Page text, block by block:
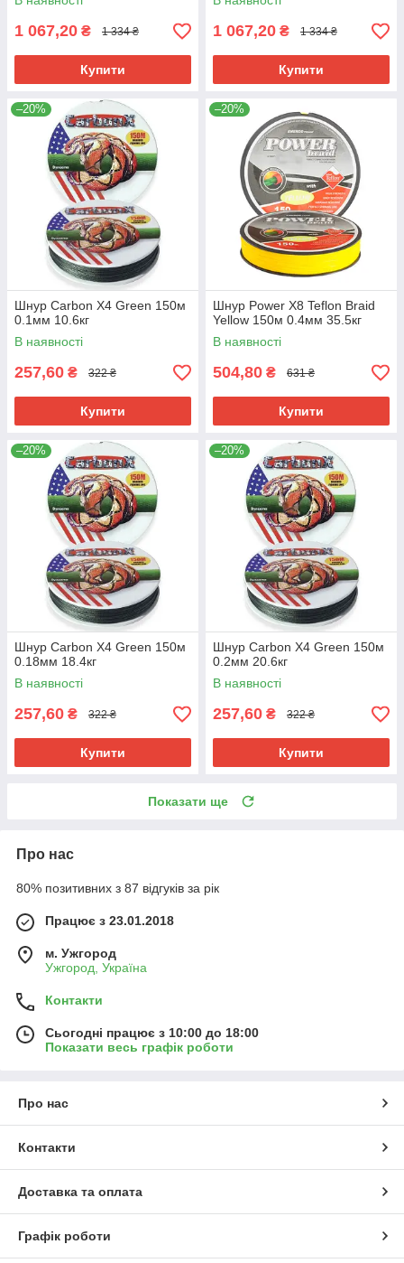
1 067,20 ₴ 1 334 ₴
Купити
1 067,20 ₴ 1 334 ₴
Купити
–20%
Шнур Carbon X4 Green 150м
0.1мм 10.6кг
В наявності
257,60 ₴ 322 ₴
Купити
–20%
Шнур Power X8 Teflon Braid
Yellow 150м 0.4мм 35.5кг
В наявності
504,80 ₴ 631 ₴
Купити
–20%
Шнур Carbon X4 Green 150м
0.18мм 18.4кг
В наявності
257,60 ₴ 322 ₴
Купити
–20%
Шнур Carbon X4 Green 150м
0.2мм 20.6кг
В наявності
257,60 ₴ 322 ₴
Купити
Показати ще
Про нас
80% позитивних з 87 відгуків за рік
Працює з 23.01.2018
м. Ужгород
Ужгород, Україна
Контакти
Сьогодні працює з 10:00 до 18:00
Показати весь графік роботи
Про нас
Контакти
Доставка та оплата
Графік роботи